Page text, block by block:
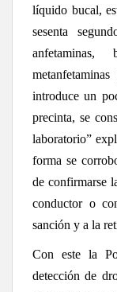
líquido bucal,
sesenta
anfetaminas,
introduce un
precinta, se
laboratorio”
forma se
de confirmarse
conductor o
sanción y a la
Con este la
detección de